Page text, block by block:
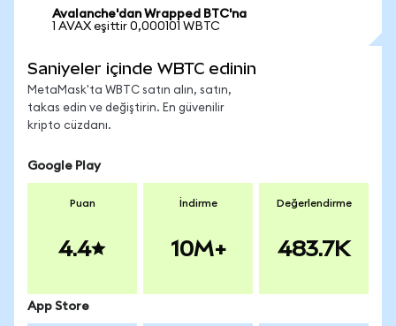
Avalanche'dan Wrapped BTC'na
1 AVAX eşittir 0,000101 WBTC
Saniyeler içinde WBTC edinin
MetaMask'ta WBTC satın alın, satın,
takas edin ve değiştirin. En güvenilir
kripto cüzdanı.
Google Play
Puan
4.4
İndirme
10M+
Değerlendirme
483.7K
App Store